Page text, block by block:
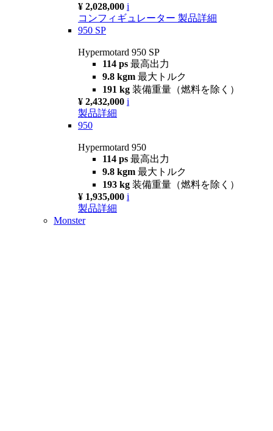
¥ 2,028,000 i
コンフィギュレーター 製品詳細
950 SP
Hypermotard 950 SP
114 ps 最高出力
9.8 kgm 最大トルク
191 kg 装備重量（燃料を除く）
¥ 2,432,000 i
製品詳細
950
Hypermotard 950
114 ps 最高出力
9.8 kgm 最大トルク
193 kg 装備重量（燃料を除く）
¥ 1,935,000 i
製品詳細
Monster